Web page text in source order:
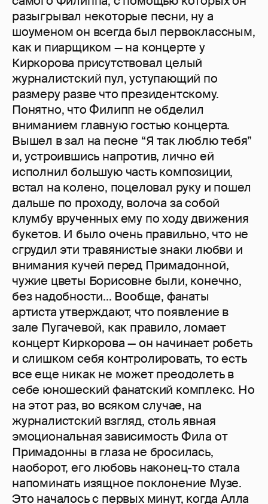
разыгрывал некоторые песни, ну а
шоуменом он всегда был первоклассным,
как и пиарщиком — на концерте у
Киркорова присутствовал целый
журналистский пул, уступающий по
размеру разве что президентскому.
Понятно, что Филипп не обделил
вниманием главную гостью концерта.
Вышел в зал на песне “Я так люблю тебя”
и, устроившись напротив, лично ей
исполнил большую часть композиции,
встал на колено, поцеловал руку и пошел
дальше по проходу, волоча за собой
клумбу врученных ему по ходу движения
букетов. И было очень правильно, что не
сгрудил эти травянистые знаки любви и
внимания кучей перед Примадонной,
чужие цветы Борисовне были, конечно,
без надобности... Вообще, фанаты
артиста утверждают, что появление в
зале Пугачевой, как правило, ломает
концерт Киркорова — он начинает робеть
и слишком себя контролировать, то есть
все еще никак не может преодолеть в
себе юношеский фанатский комплекс. Но
на этот раз, во всяком случае, на
журналистский взгляд, столь явная
эмоциональная зависимость Фила от
Примадонны в глаза не бросилась,
наоборот, его любовь наконец-то стала
напоминать изящное поклонение Музе.
Это началось с первых минут, когда Алла